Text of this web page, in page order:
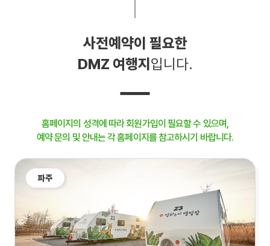
사전예약이 필요한
DMZ 여행지 입니다.
홈페이지의 성격에 따라 회원가입이 필요할 수 있으며,
예약 문의 및 안내는 각 홈페이지를 참고하시기 바랍니다.
파주